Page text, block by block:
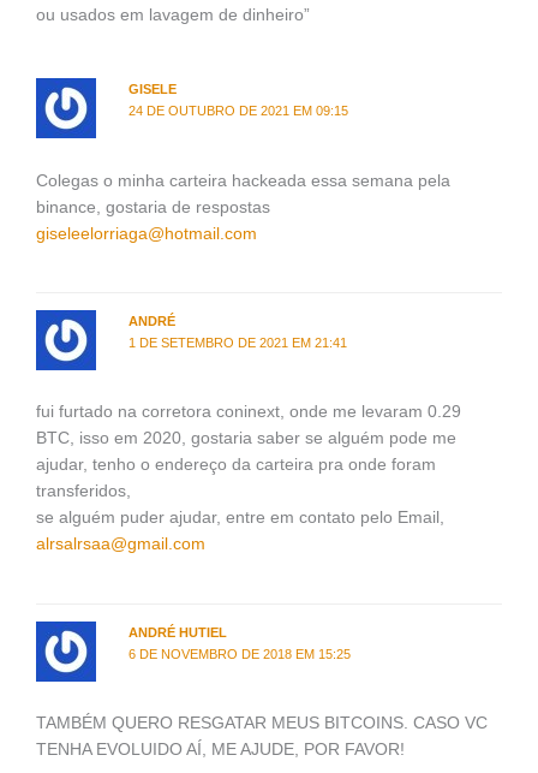
ou usados em lavagem de dinheiro”
GISELE
24 DE OUTUBRO DE 2021 EM 09:15
Colegas o minha carteira hackeada essa semana pela
binance, gostaria de respostas
giseleelorriaga@hotmail.com
ANDRÉ
1 DE SETEMBRO DE 2021 EM 21:41
fui furtado na corretora coninext, onde me levaram 0.29
BTC, isso em 2020, gostaria saber se alguém pode me
ajudar, tenho o endereço da carteira pra onde foram
transferidos,
se alguém puder ajudar, entre em contato pelo Email,
alrsalrsaa@gmail.com
ANDRÉ HUTIEL
6 DE NOVEMBRO DE 2018 EM 15:25
TAMBÉM QUERO RESGATAR MEUS BITCOINS. CASO VC
TENHA EVOLUIDO AÍ, ME AJUDE, POR FAVOR!